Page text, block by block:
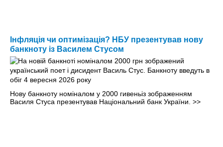
Інфляція чи оптимізація? НБУ презентував нову
банкноту із Василем Стусом
Нову банкноту номіналом у 2000 гивеньіз зображенням
Василя Стуса презентував Національний банк України. >>